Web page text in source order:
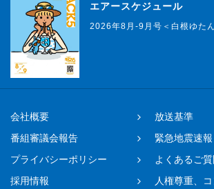
エアースケジュール
2026年8月-9月号＜白根ゆた
会社概要
放送基準
番組審議会報告
緊急地震速報
プライバシーポリシー
よくあるご質
採用情報
人権尊重、